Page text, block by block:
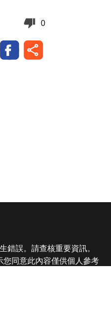
0
錯誤。請查核重要資訊。
同意此內容僅供個人參考